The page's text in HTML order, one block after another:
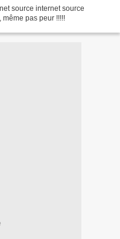
source internet source
pas peur !!!!!